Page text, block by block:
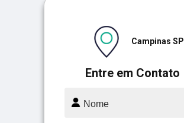
Entre em Contato
Campinas SP